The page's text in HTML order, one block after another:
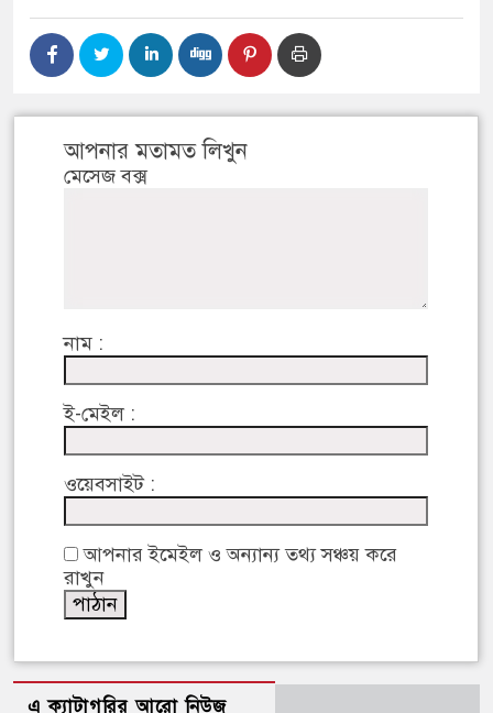
আপনার মতামত লিখুন
মেসেজ বক্স
নাম :
ই-মেইল :
ওয়েবসাইট :
আপনার ইমেইল ও অন্যান্য তথ্য সঞ্চয় করে
রাখুন
এ ক্যাটাগরির আরো নিউজ